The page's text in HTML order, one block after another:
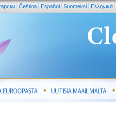
Čeština Español Suomeksi Ελληνικά
EUROOPASTA UUTISIA MAAILMALTA